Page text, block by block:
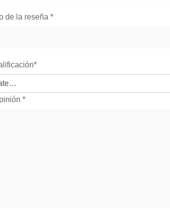
de la reseña *
*
*